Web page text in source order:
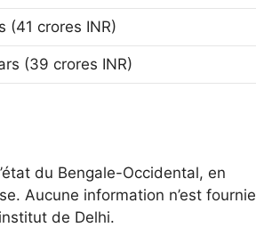
(41 crores INR)
(39 crores INR)
du Bengale-Occidental, en
Aucune information n’est fournie
de Delhi.